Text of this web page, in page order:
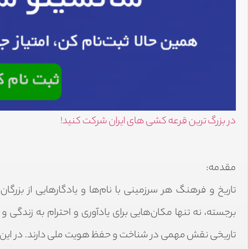
در بزرگ ترین قرعه کشی های ایران شرکت کنید!
مقدمه:
تاریخ و فرهنگ هر سرزمینی با نام‌ها و یادگارهایی از
برجسته، نه تنها مکان‌هایی برای یادآوری و احترام به
تاریخی نقش مهمی در شناخت و حفظ هویت ملی دارند. در